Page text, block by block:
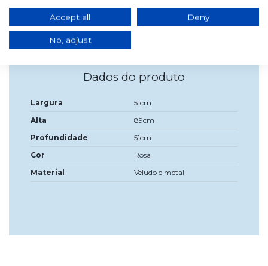
Altura: 89 cm, Altura do assento: 47 cm, altura do encosto:
45 cmServido desmontado Montagem fácil
Dados do produto
Largura
51cm
Alta
89cm
Profundidade
51cm
Cor
Rosa
Material
Veludo e metal
Accept all Deny
No, adjust